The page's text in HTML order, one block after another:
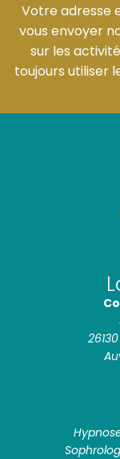
Votre adresse
vous envoyer
sur les
toujours utiliser